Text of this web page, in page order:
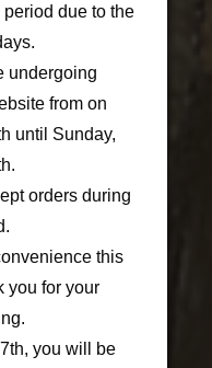
due to the
undergoing
from on
until Sunday,
orders during
this
you for your
you will be